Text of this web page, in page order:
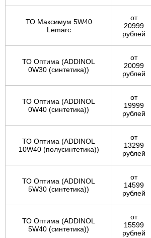
ТО Максимум 5W40
Lemarc
от
20999
рублей
ТО Оптима (ADDINOL
0W30 (синтетика))
от
20099
рублей
ТО Оптима (ADDINOL
0W40 (синтетика))
от
19999
рублей
ТО Оптима (ADDINOL
10W40 (полусинтетика))
от
13299
рублей
ТО Оптима (ADDINOL
5W30 (синтетика))
от
14599
рублей
ТО Оптима (ADDINOL
5W40 (синтетика))
от
15599
рублей